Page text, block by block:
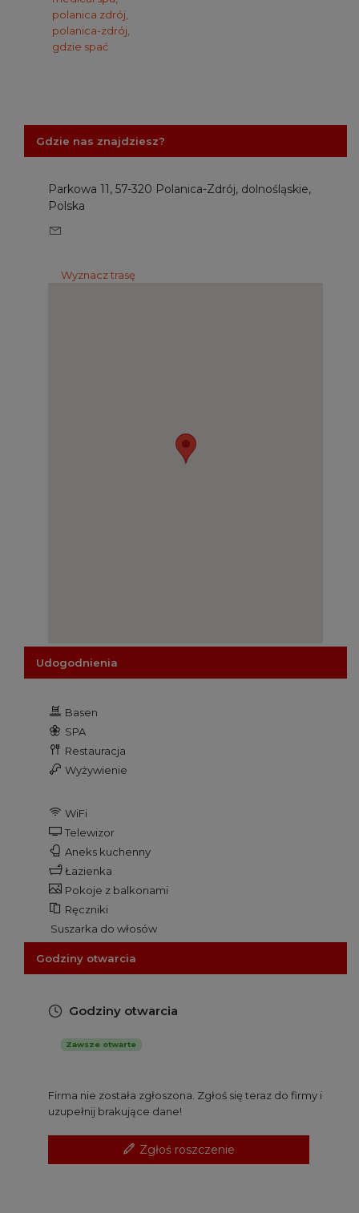
polanica zdrój,
polanica-zdrój,
gdzie spać
Gdzie nas znajdziesz?
Parkowa 11, 57-320 Polanica-Zdrój, dolnośląskie,
Polska
Wyznacz trasę
Udogodnienia
Basen
SPA
Restauracja
Wyżywienie
WiFi
Telewizor
Aneks kuchenny
Łazienka
Pokoje z balkonami
Ręczniki
Suszarka do włosów
Godziny otwarcia
Godziny otwarcia
Zawsze otwarte
Firma nie została zgłoszona. Zgłoś się teraz do firmy i
uzupełnij brakujące dane!
Zgłoś roszczenie